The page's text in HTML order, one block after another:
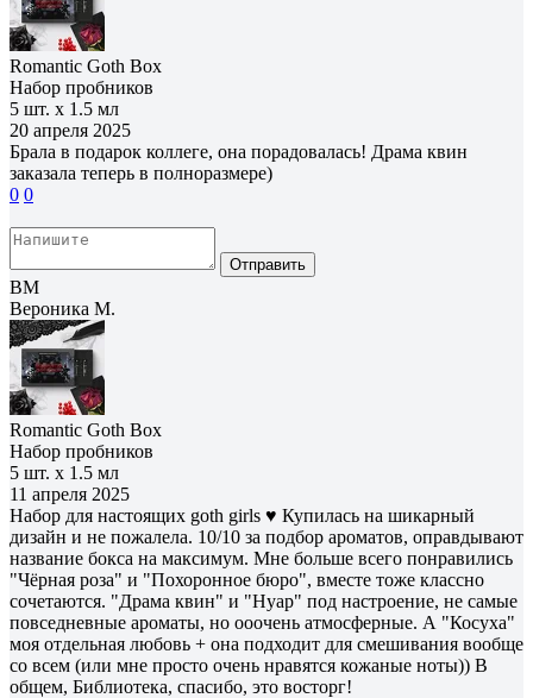
Romantic Goth Box
Набор пробников
5 шт. х 1.5 мл
20 апреля 2025
Брала в подарок коллеге, она порадовалась! Драма квин
заказала теперь в полноразмере)
0 0
Отправить
ВМ
Вероника М.
Romantic Goth Box
Набор пробников
5 шт. х 1.5 мл
11 апреля 2025
Набор для настоящих goth girls ♥ Купилась на шикарный
дизайн и не пожалела. 10/10 за подбор ароматов, оправдывают
название бокса на максимум. Мне больше всего понравились
"Чёрная роза" и "Похоронное бюро", вместе тоже классно
сочетаются. "Драма квин" и "Нуар" под настроение, не самые
повседневные ароматы, но ооочень атмосферные. А "Косуха"
моя отдельная любовь + она подходит для смешивания вообще
со всем (или мне просто очень нравятся кожаные ноты)) В
общем, Библиотека, спасибо, это восторг!